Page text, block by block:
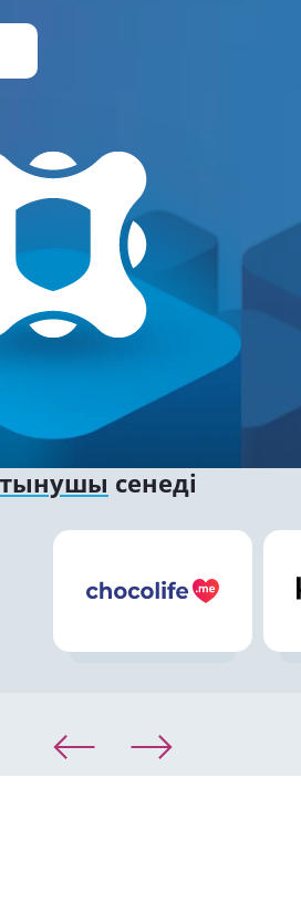
сенеді